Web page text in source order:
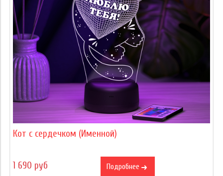
Кот с сердечком (Именной)
1 690 руб Подробнее